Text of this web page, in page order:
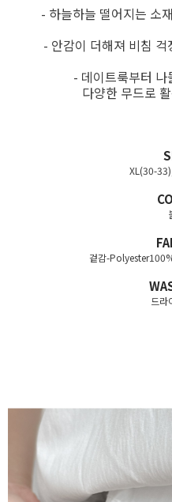
- 하늘하늘 떨어지는 소
- 안감이 더해져 비침
- 데이트룩부터
다양한 무드로
XL(30-
겉감-
드라